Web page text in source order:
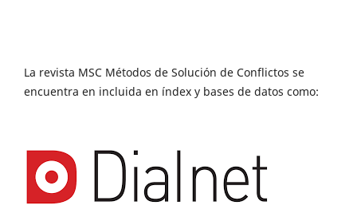
La revista MSC Métodos de Solución de Conflictos se
encuentra en incluida en índex y bases de datos como: